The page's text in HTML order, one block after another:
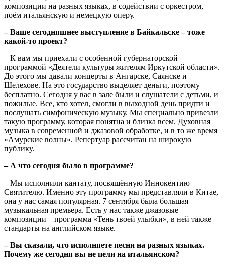
композиции на разных языках, в содействии с оркестром,
поём итальянскую и немецкую оперу.
– Ваше сегодняшнее выступление в Байкальске – тоже
какой-то проект?
– К вам мы приехали с особенной губернаторской
программой «Деятели культуры жителям Иркутской области».
До этого мы давали концерты в Ангарске, Саянске и
Шелехове. На это государство выделяет деньги, поэтому –
бесплатно. Сегодня у вас в зале были и слушатели с детьми, и
пожилые. Все, кто хотел, смогли в выходной день придти и
послушать симфоническую музыку. Мы специально привезли
такую программу, которая понятна и близка всем. Духовная
музыка в современной и джазовой обработке, и в то же время
«Амурские волны». Репертуар рассчитан на широкую
публику.
– А что сегодня было в программе?
– Мы исполнили кантату, посвящённую Иннокентию
Святителю. Именно эту программу мы представляли в Китае,
она у нас самая популярная. 7 сентября была большая
музыкальная премьера. Есть у нас также джазовые
композиции – программа «Тень твоей улыбки», в ней также
стандарты на английском языке.
– Вы сказали, что исполняете песни на разных языках.
Почему же сегодня вы не пели на итальянском?